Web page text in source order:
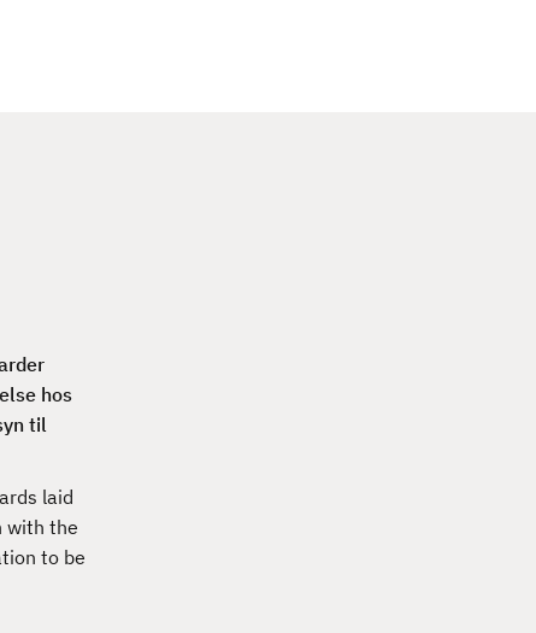
hos
til
laid
with the
to be